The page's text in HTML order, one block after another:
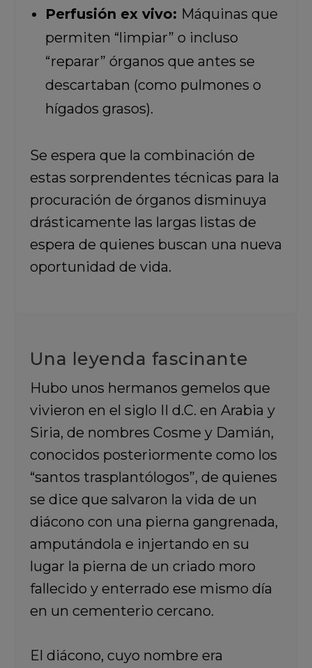
Perfusión ex vivo: Máquinas que
permiten “limpiar” o incluso
“reparar” órganos que antes se
descartaban (como pulmones o
hígados grasos).
Se espera que la combinación de
estas sorprendentes técnicas para la
procuración de órganos disminuya
drásticamente las largas listas de
espera de quienes buscan una nueva
oportunidad de vida.
Una leyenda fascinante
Hubo unos hermanos gemelos que
vivieron en el siglo II d.C. en Arabia y
Siria, de nombres Cosme y Damián,
conocidos posteriormente como los
“santos trasplantólogos”, de quienes
se dice que salvaron la vida de un
diácono con una pierna gangrenada,
amputándola e injertando en su
lugar la pierna de un criado moro
fallecido y enterrado ese mismo día
en un cementerio cercano.
El diácono, cuyo nombre era